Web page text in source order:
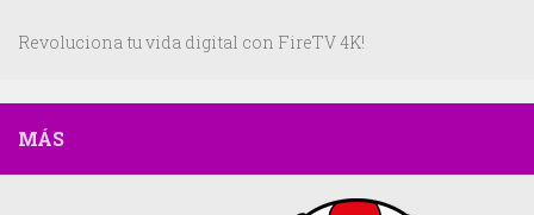
Revoluciona tu vida digital con FireTV 4K!
MÁS